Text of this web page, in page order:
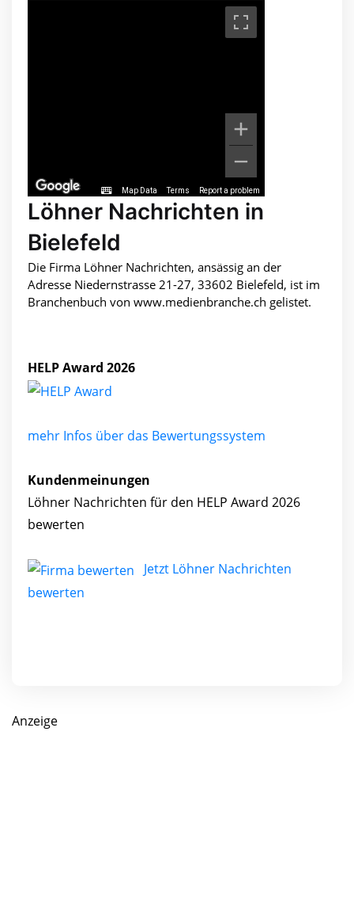
Map Data Terms Report a problem
Löhner Nachrichten in
Bielefeld
Die Firma Löhner Nachrichten, ansässig an der
Adresse Niedernstrasse 21-27, 33602 Bielefeld, ist im
Branchenbuch von www.medienbranche.ch gelistet.
HELP Award 2026
mehr Infos über das Bewertungssystem
Kundenmeinungen
Löhner Nachrichten für den HELP Award 2026
bewerten
Jetzt Löhner Nachrichten
bewerten
Anzeige